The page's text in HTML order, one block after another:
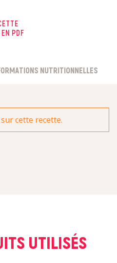
PDF
NUTRITIONNELLES
cette recette.
UTILISÉS